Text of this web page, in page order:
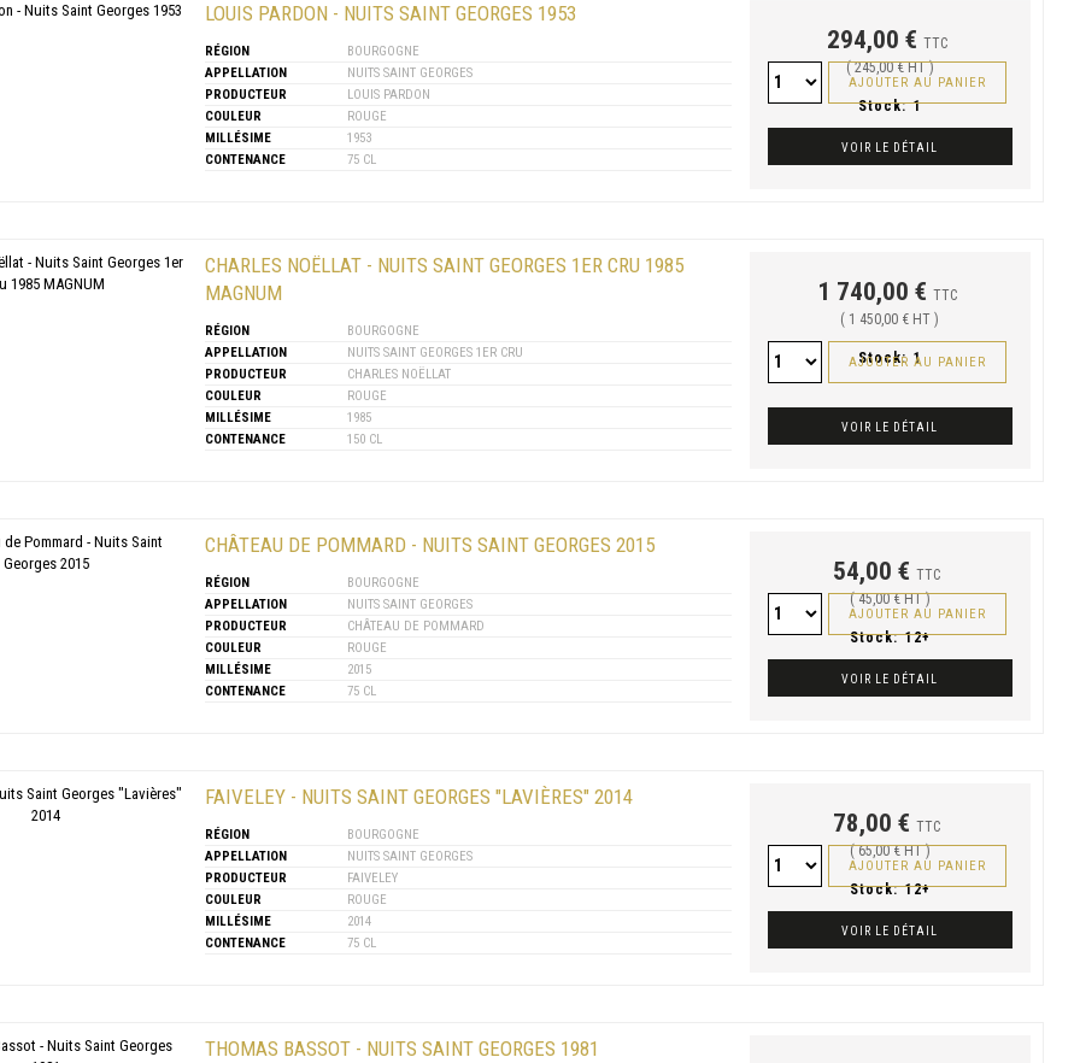
LOUIS PARDON - NUITS SAINT GEORGES 1953
RÉGION
BOURGOGNE
APPELLATION
NUITS SAINT GEORGES
PRODUCTEUR
LOUIS PARDON
COULEUR
ROUGE
MILLÉSIME
1953
CONTENANCE
75 CL
294,00 € TTC
( 245,00 € HT )
Stock: 1
AJOUTER AU PANIER
VOIR LE DÉTAIL
CHARLES NOËLLAT - NUITS SAINT GEORGES 1ER CRU 1985
MAGNUM
RÉGION
BOURGOGNE
APPELLATION
NUITS SAINT GEORGES 1ER CRU
PRODUCTEUR
CHARLES NOËLLAT
COULEUR
ROUGE
MILLÉSIME
1985
CONTENANCE
150 CL
1 740,00 € TTC
( 1 450,00 € HT )
Stock: 1
AJOUTER AU PANIER
VOIR LE DÉTAIL
CHÂTEAU DE POMMARD - NUITS SAINT GEORGES 2015
RÉGION
BOURGOGNE
APPELLATION
NUITS SAINT GEORGES
PRODUCTEUR
CHÂTEAU DE POMMARD
COULEUR
ROUGE
MILLÉSIME
2015
CONTENANCE
75 CL
54,00 € TTC
( 45,00 € HT )
Stock: 12+
AJOUTER AU PANIER
VOIR LE DÉTAIL
FAIVELEY - NUITS SAINT GEORGES "LAVIÈRES" 2014
RÉGION
BOURGOGNE
APPELLATION
NUITS SAINT GEORGES
PRODUCTEUR
FAIVELEY
COULEUR
ROUGE
MILLÉSIME
2014
CONTENANCE
75 CL
78,00 € TTC
( 65,00 € HT )
Stock: 12+
AJOUTER AU PANIER
VOIR LE DÉTAIL
THOMAS BASSOT - NUITS SAINT GEORGES 1981